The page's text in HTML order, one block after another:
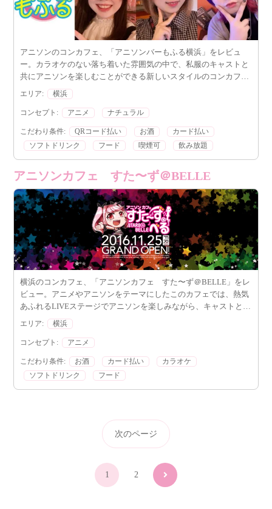
アニソンのコンカフェ、「アニソンバーもふる横浜」をレビュ
ー。カラオケのない落ち着いた雰囲気の中で、私服のキャストと
共にアニソンを楽しむことができる新しいスタイルのコンカフェ
です。飲み放題や豊富なメニューも魅力的です。
エリア: 横浜
コンセプト: アニメ ナチュラル
こだわり条件: QRコード払い お酒
カード払い
ソフトドリンク
フード 喫煙可 飲み放題
アニソンカフェ すた〜ず＠BELLE
横浜のコンカフェ、「アニソンカフェ すた〜ず＠BELLE」をレ
ビュー。アニメやアニソンをテーマにしたこのカフェでは、熱気
あふれるLIVEステージでアニソンを楽しみながら、キャストとと
もに特別な体験ができます。
エリア: 横浜
コンセプト: アニメ
こだわり条件: お酒 カード払い
カラオケ
ソフトドリンク
フード
次のページ
1 2 次
選択する
選択する